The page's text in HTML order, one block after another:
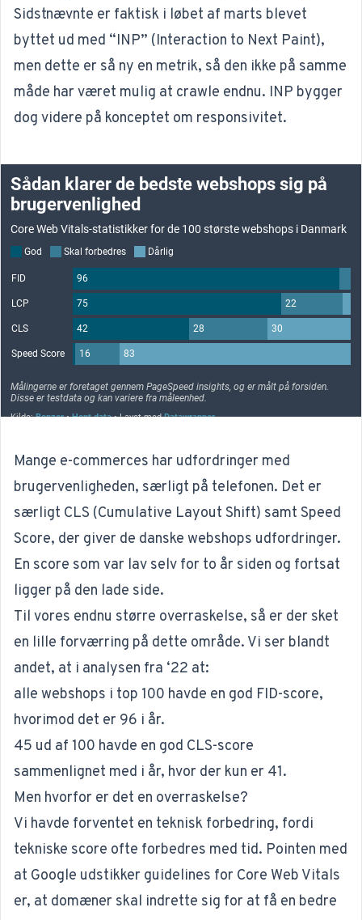
Sidstnævnte er faktisk i løbet af marts blevet
byttet ud med “INP” (Interaction to Next Paint),
men dette er så ny en metrik, så den ikke på samme
måde har været mulig at crawle endnu. INP bygger
dog videre på konceptet om responsivitet.
Mange e-commerces har udfordringer med
brugervenligheden, særligt på telefonen. Det er
særligt CLS (Cumulative Layout Shift) samt Speed
Score, der giver de danske webshops udfordringer.
En score som var lav selv for to år siden og fortsat
ligger på den lade side.
Til vores endnu større overraskelse, så er der sket
en lille forværring på dette område. Vi ser blandt
andet, at i analysen fra ‘22 at:
alle webshops i top 100 havde en god FID-score,
hvorimod det er 96 i år.
45 ud af 100 havde en god CLS-score
sammenlignet med i år, hvor der kun er 41.
Men hvorfor er det en overraskelse?
Vi havde forventet en teknisk forbedring, fordi
tekniske score ofte forbedres med tid. Pointen med
at Google udstikker guidelines for Core Web Vitals
er, at domæner skal indrette sig for at få en bedre